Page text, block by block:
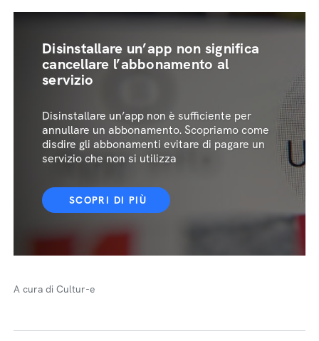
Disinstallare un’app non significa
cancellare l’abbonamento al
servizio
Disinstallare un’app non è sufficiente per
annullare un abbonamento. Scopriamo come
disdire gli abbonamenti evitare di pagare un
servizio che non si utilizza
SCOPRI DI PIÙ
A cura di Cultur-e